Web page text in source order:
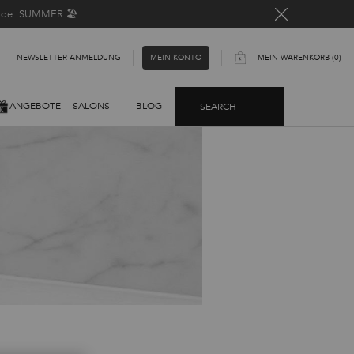
SUMMER 🏖️
NEWSLETTER-ANMELDUNG​ MEIN KONTO MEIN WARENKORB 0
0 PRODUKT
ANGEBOTE SALONS BLOG SEARCH